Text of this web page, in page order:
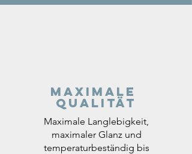
Maximale
Qualität
Maximale Langlebigkeit,
maximaler Glanz und
temperaturbeständig bis